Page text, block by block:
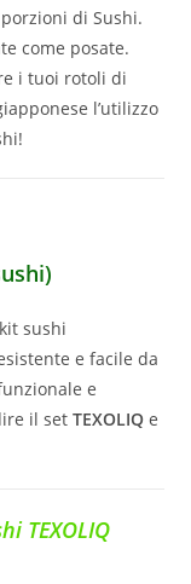
di Sushi.
come posate.
i tuoi rotoli di
l’utilizzo
sushi
e facile da
e
il setTEXOLIQ e
TEXOLIQ